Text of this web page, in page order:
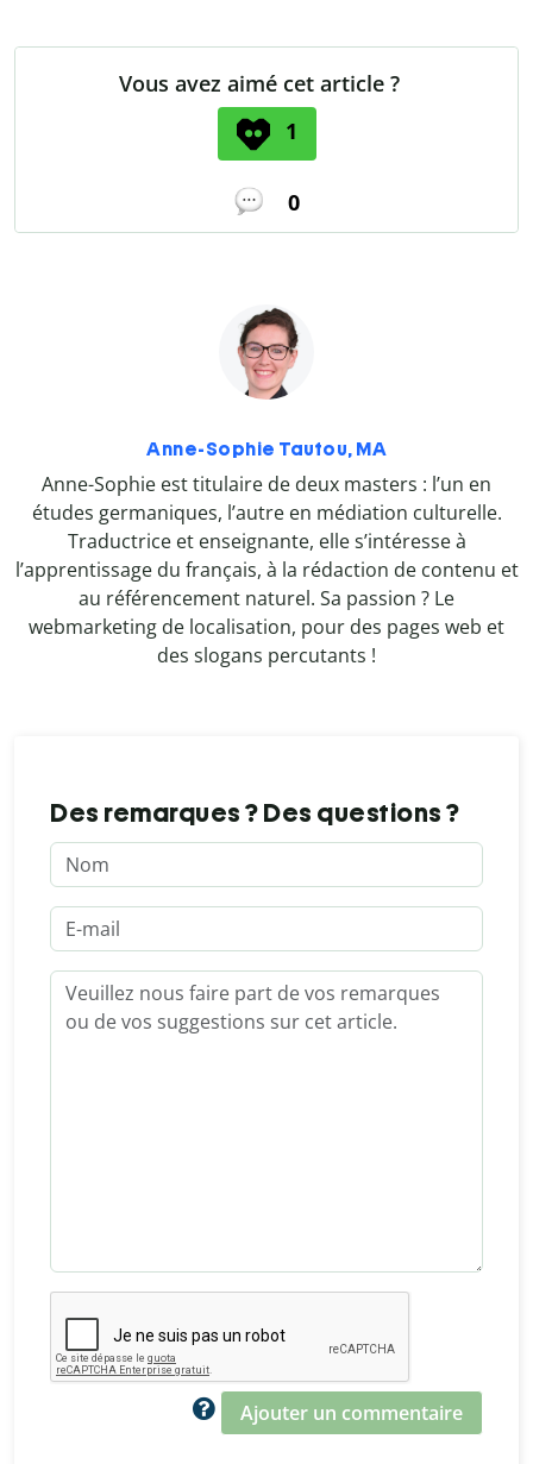
Vous avez aimé cet article ?
1
0
Anne-Sophie Tautou, MA
Anne-Sophie est titulaire de deux masters : l’un en
études germaniques, l’autre en médiation culturelle.
Traductrice et enseignante, elle s’intéresse à
l’apprentissage du français, à la rédaction de contenu et
au référencement naturel. Sa passion ? Le
webmarketing de localisation, pour des pages web et
des slogans percutants !
Des remarques ? Des questions ?
Ajouter un commentaire